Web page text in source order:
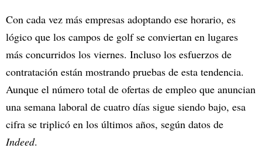
Con cada vez más empresas adoptando ese horario, es
lógico que los campos de golf se conviertan en lugares
más concurridos los viernes. Incluso los esfuerzos de
contratación están mostrando pruebas de esta tendencia.
Aunque el número total de ofertas de empleo que anuncian
una semana laboral de cuatro días sigue siendo bajo, esa
cifra se triplicó en los últimos años, según datos de
Indeed.